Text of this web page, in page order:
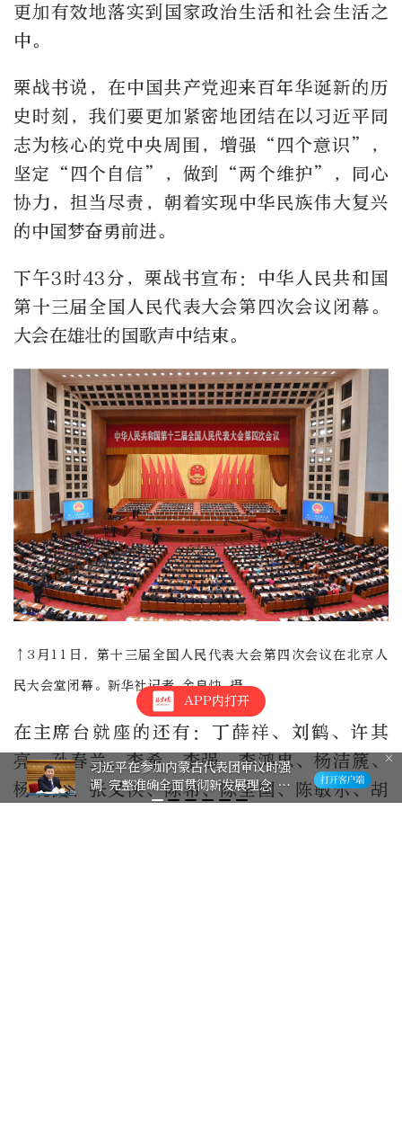
更加有效地落实到国家政治生活和社会生活之
中。
栗战书说，在中国共产党迎来百年华诞新的历
史时刻，我们要更加紧密地团结在以习近平同
志为核心的党中央周围，增强“四个意识”，
坚定“四个自信”，做到“两个维护”，同心
协力，担当尽责，朝着实现中华民族伟大复兴
的中国梦奋勇前进。
下午3时43分，栗战书宣布：中华人民共和国
第十三届全国人民代表大会第四次会议闭幕。
大会在雄壮的国歌声中结束。
↑3月11日，第十三届全国人民代表大会第四次会议在北京人
民大会堂闭幕。新华社记者 金良快 摄
在主席台就座的还有：丁薛祥、刘鹤、许其
亮、孙春兰、李希、李强、李鸿忠、杨洁篪、
杨晓渡、张又侠、陈希、陈全国、陈敏尔、胡
APP内打开
习近平在参加内蒙古代表团审议时强
调 完整准确全面贯彻新发展理念 铸
牢中华民族共同体意识